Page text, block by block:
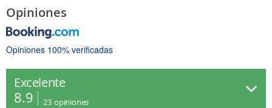
Opiniones
Opiniones 100% verificadas
Excelente
8.9 23 opiniones